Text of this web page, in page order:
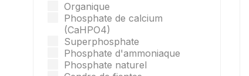
Organique
Phosphate de calcium
(CaHPO4)
Superphosphate
Phosphate d'ammoniaque
Phosphate naturel